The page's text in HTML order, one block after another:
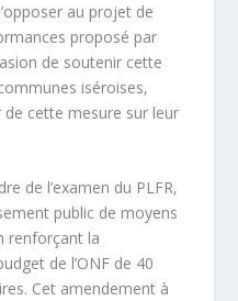
au projet de
proposé par
de soutenir cette
iséroises,
de cette mesure sur leur
de l’examen du PLFR,
public de moyens
renforçant la
de l’ONF de 40
Cet amendement à